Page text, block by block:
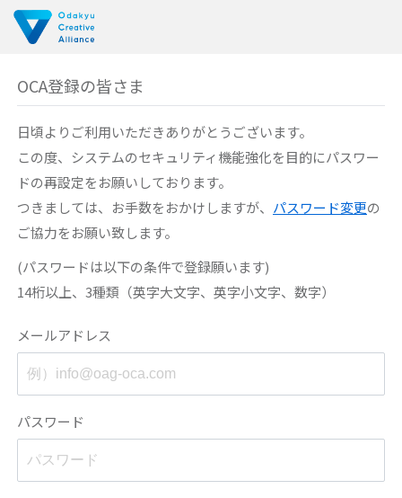
OCA登録の皆さま
日頃よりご利用いただきありがとうございます。
この度、システムのセキュリティ機能強化を目的にパスワー
ドの再設定をお願いしております。
つきましては、お手数をおかけしますが、 パスワード変更の
ご協力をお願い致します。
(パスワードは以下の条件で登録願います)
14桁以上、3種類（英字大文字、英字小文字、数字）
メールアドレス
パスワード